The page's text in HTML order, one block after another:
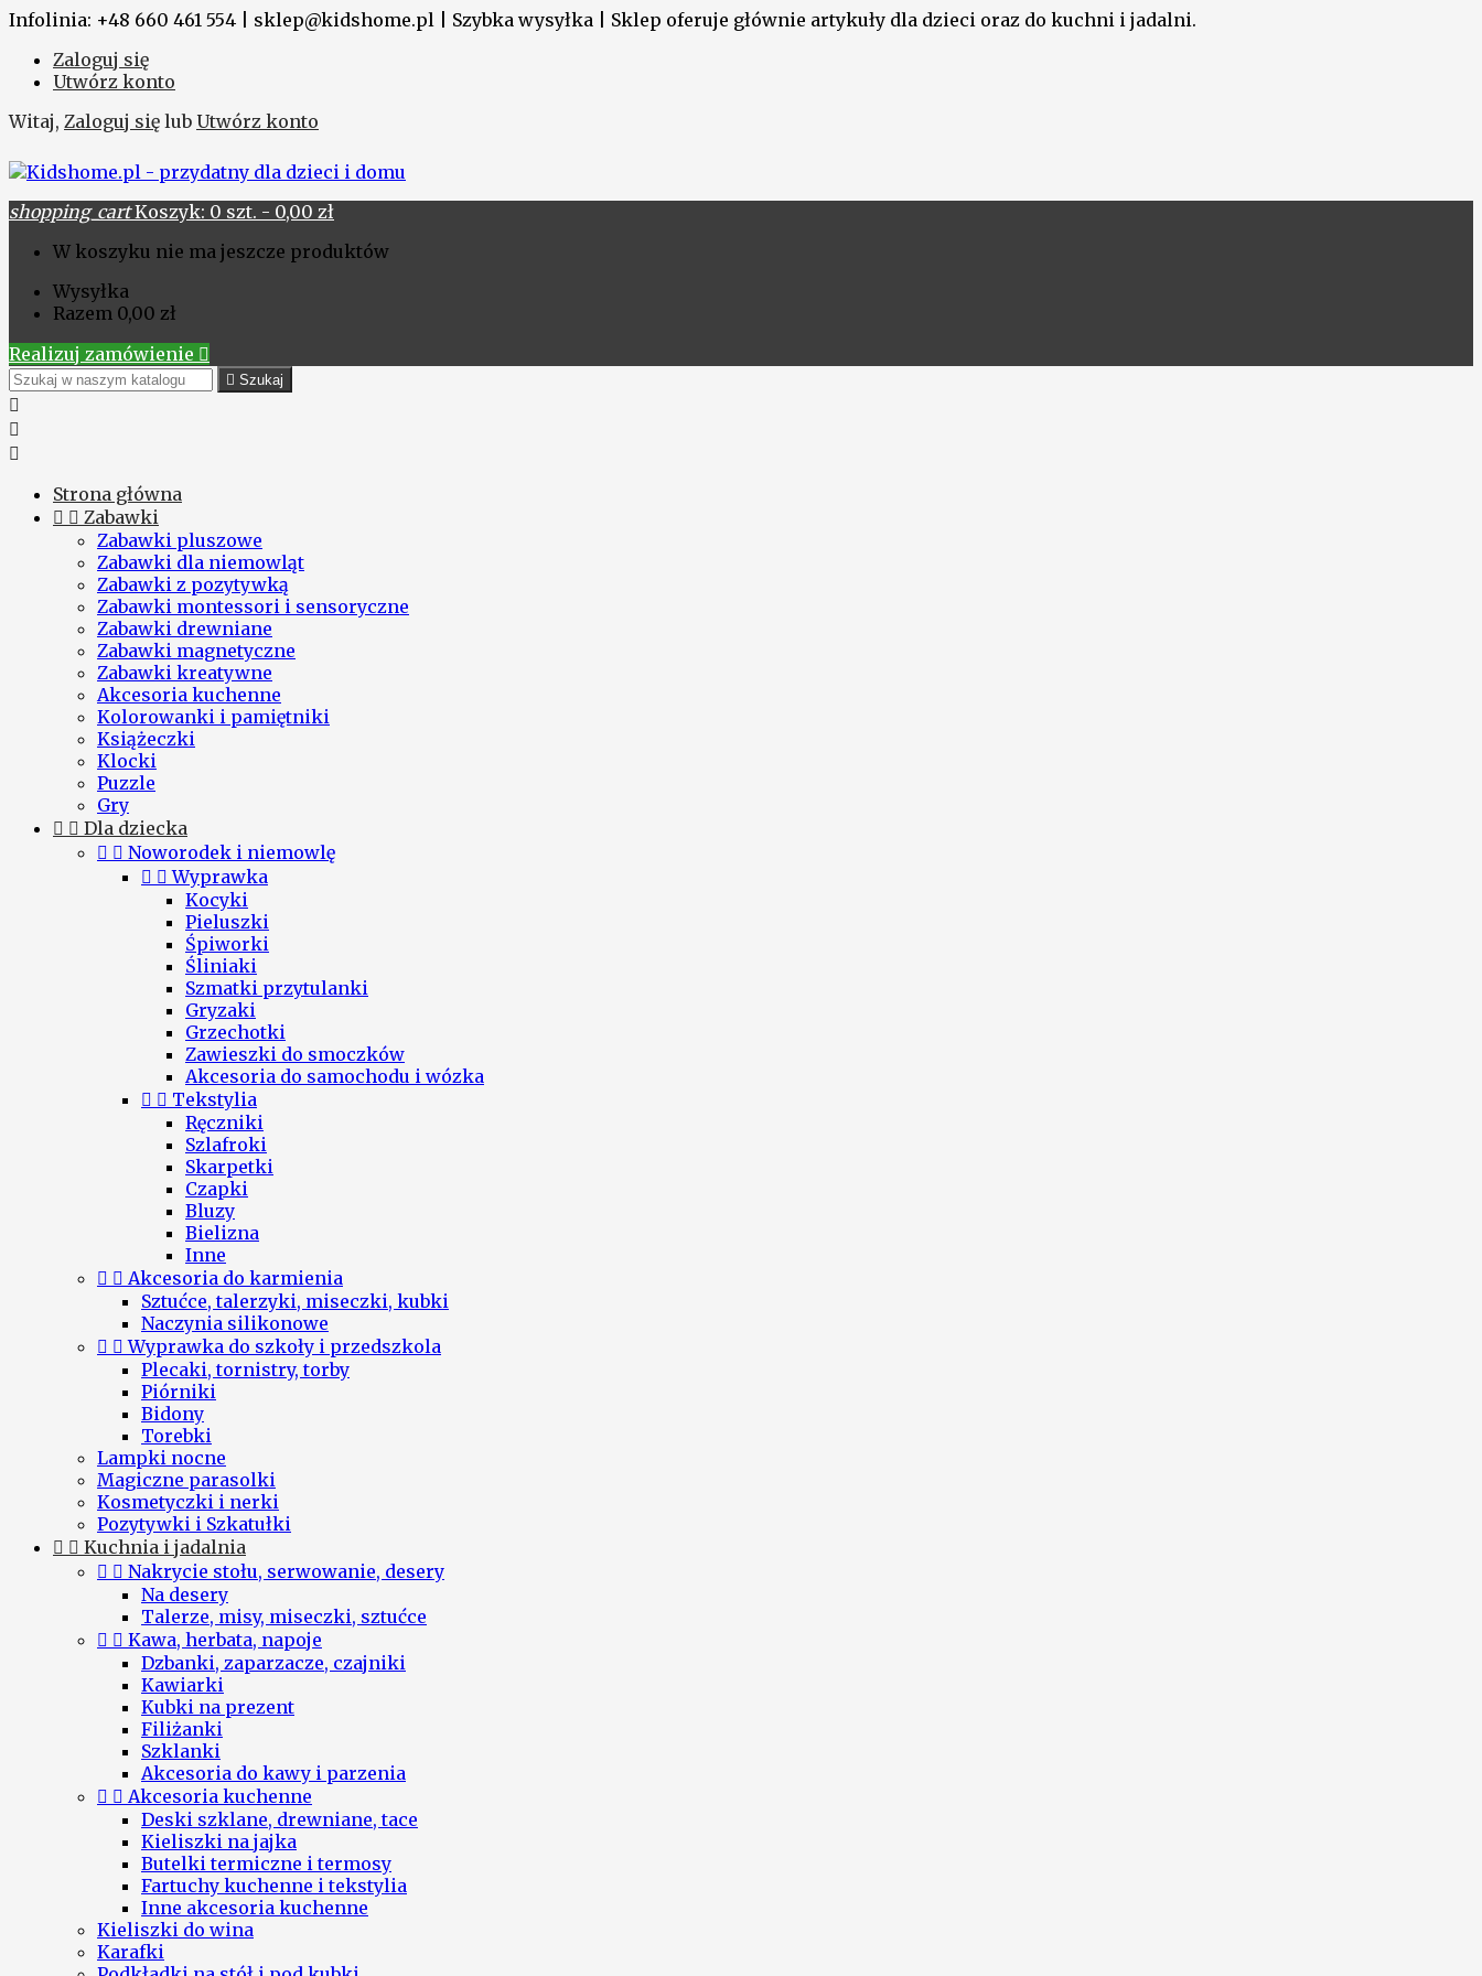
Infolinia: +48 660 461 554 | sklep@kidshome.pl | Szybka wysyłka | Sklep oferuje głównie artykuły dla dzieci oraz do kuchni i jadalni.
Zaloguj się
Utwórz konto
Witaj, Zaloguj się lub Utwórz konto
shopping_cart Koszyk: 0 szt. - 0,00 zł
W koszyku nie ma jeszcze produktów
Wysyłka
Razem 0,00 zł
Realizuj zamówienie 
 Szukaj



Strona główna
  Zabawki
Zabawki pluszowe
Zabawki dla niemowląt
Zabawki z pozytywką
Zabawki montessori i sensoryczne
Zabawki drewniane
Zabawki magnetyczne
Zabawki kreatywne
Akcesoria kuchenne
Kolorowanki i pamiętniki
Książeczki
Klocki
Puzzle
Gry
  Dla dziecka
  Noworodek i niemowlę
  Wyprawka
Kocyki
Pieluszki
Śpiworki
Śliniaki
Szmatki przytulanki
Gryzaki
Grzechotki
Zawieszki do smoczków
Akcesoria do samochodu i wózka
  Tekstylia
Ręczniki
Szlafroki
Skarpetki
Czapki
Bluzy
Bielizna
Inne
  Akcesoria do karmienia
Sztućce, talerzyki, miseczki, kubki
Naczynia silikonowe
  Wyprawka do szkoły i przedszkola
Plecaki, tornistry, torby
Piórniki
Bidony
Torebki
Lampki nocne
Magiczne parasolki
Kosmetyczki i nerki
Pozytywki i Szkatułki
  Kuchnia i jadalnia
  Nakrycie stołu, serwowanie, desery
Na desery
Talerze, misy, miseczki, sztućce
  Kawa, herbata, napoje
Dzbanki, zaparzacze, czajniki
Kawiarki
Kubki na prezent
Filiżanki
Szklanki
Akcesoria do kawy i parzenia
  Akcesoria kuchenne
Deski szklane, drewniane, tace
Kieliszki na jajka
Butelki termiczne i termosy
Fartuchy kuchenne i tekstylia
Inne akcesoria kuchenne
Kieliszki do wina
Karafki